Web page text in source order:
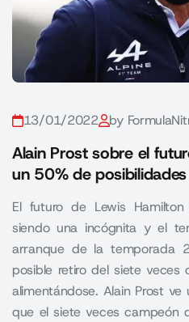
13/01/2022 by
Alain Prost sobre el
un 50% de
El futuro de Lewis
siendo una incógnita y el
arranque de la temporada
posible retiro del siete veces
alimentándose. Alain Prost
que el siete veces campeón